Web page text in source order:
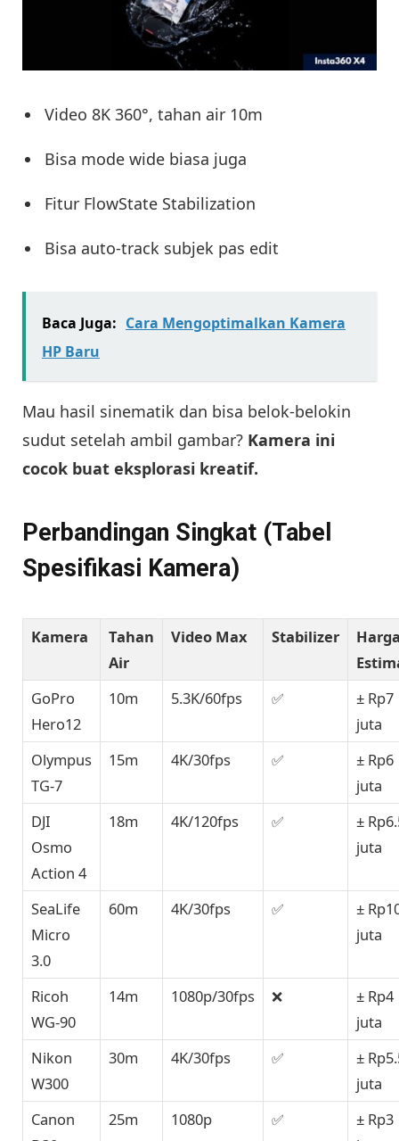
Video 8K 360°, tahan air 10m
Bisa mode wide biasa juga
Fitur FlowState Stabilization
Bisa auto-track subjek pas edit
Baca Juga: Cara Mengoptimalkan Kamera
HP Baru
Mau hasil sinematik dan bisa belok-belokin
sudut setelah ambil gambar? Kamera ini
cocok buat eksplorasi kreatif.
Perbandingan Singkat (Tabel
Spesifikasi Kamera)
Kamera
Tahan
Air
Video Max Stabilizer
GoPro
Hero12
10m 5.3K/60fps ✅
± Rp7
juta
Olympus
TG-7
15m 4K/30fps ✅
± Rp6
juta
DJI
Osmo
Action 4
18m 4K/120fps ✅
±
juta
SeaLife
Micro
3.0
60m 4K/30fps ✅
±
juta
Ricoh
WG-90
14m 1080p/30fps ❌
± Rp4
juta
Nikon
W300
30m 4K/30fps ✅
±
juta
Canon
25m 1080p ✅
± Rp3